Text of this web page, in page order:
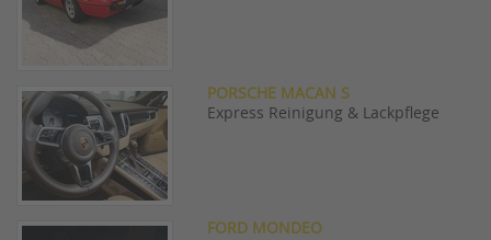
PORSCHE MACAN S
Express Reinigung & Lackpflege
FORD MONDEO